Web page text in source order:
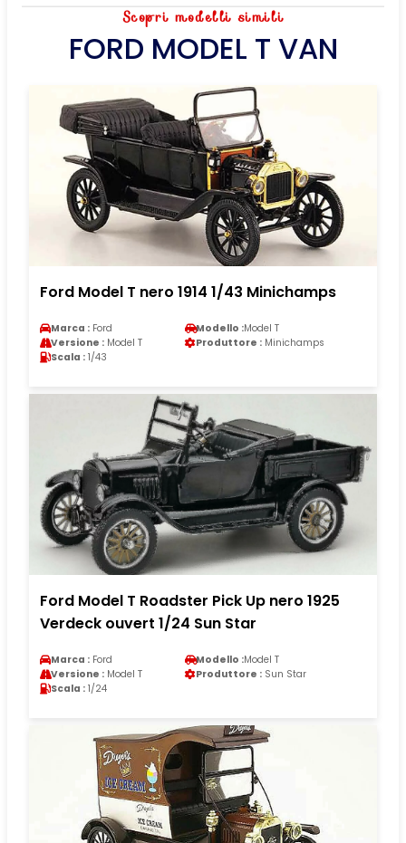
Scopri modelli simili
FORD MODEL T VAN
Ford Model T nero 1914 1/43 Minichamps
Marca : Ford Modello :Model T
Versione : Model T Produttore : Minichamps
Scala : 1/43
Ford Model T Roadster Pick Up nero 1925
Verdeck ouvert 1/24 Sun Star
Marca : Ford Modello :Model T
Versione : Model T Produttore : Sun Star
Scala : 1/24